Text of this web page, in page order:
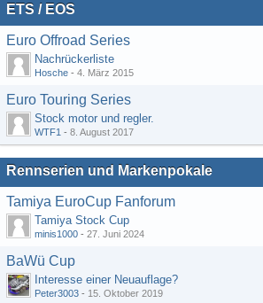
ETS / EOS
Euro Offroad Series
Nachrückerliste
Hosche - 4. März 2015
Euro Touring Series
Stock motor und regler.
WTF1 - 8. August 2017
Rennserien und Markenpokale
Tamiya EuroCup Fanforum
Tamiya Stock Cup
minis1000 - 27. Juni 2024
BaWü Cup
Interesse einer Neuauflage?
Peter3003 - 15. Oktober 2019